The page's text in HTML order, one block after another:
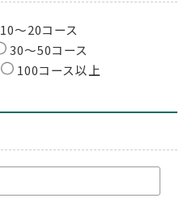
10〜20コース
30〜50コース
100コース以上